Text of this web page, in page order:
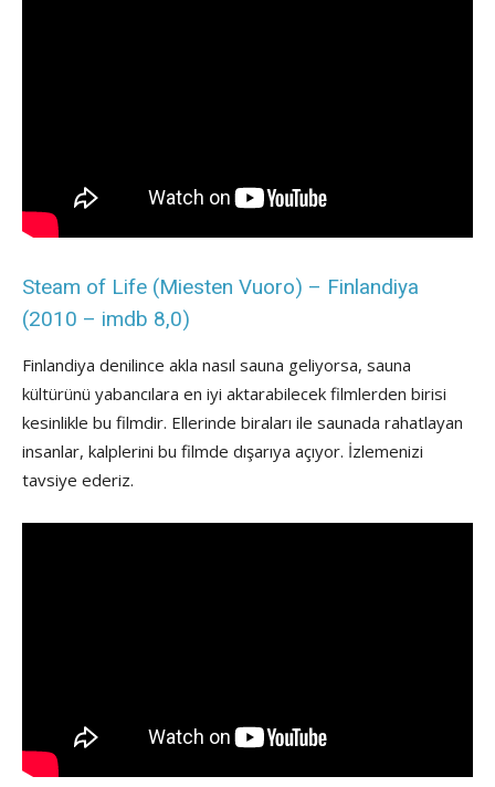
Steam of Life (Miesten Vuoro) – Finlandiya
(2010 – imdb 8,0)
Finlandiya denilince akla nasıl sauna geliyorsa, sauna
kültürünü yabancılara en iyi aktarabilecek filmlerden birisi
kesinlikle bu filmdir. Ellerinde biraları ile saunada rahatlayan
insanlar, kalplerini bu filmde dışarıya açıyor. İzlemenizi
tavsiye ederiz.